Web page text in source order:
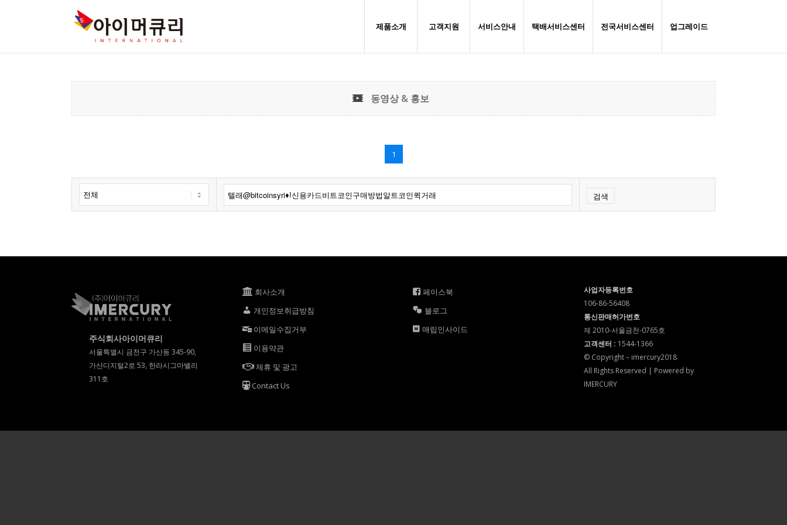
제품소개 고객지원 서비스안내 택배서비스센터 전국서비스센터 업그레이드
동영상 & 홍보
1
검색
주식회사아이머큐리
서울특별시 금천구 가산동 345-90,
가산디지털2로 53, 한라시그마밸리
311호
회사소개
개인정보취급방침
이메일수집거부
이용약관
제휴 및 광고
Contact Us
페이스북
블로그
매립인사이드
사업자등록번호
106-86-56408
통신판매허가번호
제 2010-서울금천-0765호
고객센터 : 1544-1366
© Copyright – imercury2018
All Rights Reserved | Powered by
IMERCURY